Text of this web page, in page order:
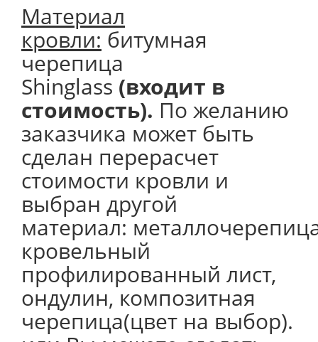
Материал
кровли: битумная
черепица
Shinglass (входит в
стоимость). По желанию
заказчика может быть
сделан перерасчет
стоимости кровли и
выбран другой
материал:
кровельный
профилированный лист,
ондулин, композитная
черепица(цвет на выбор).